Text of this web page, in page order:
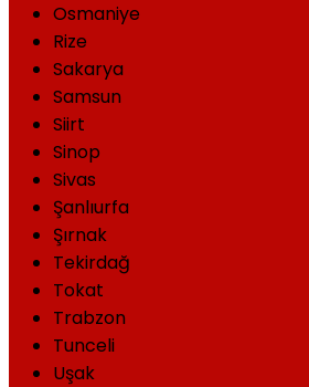
Osmaniye
Rize
Sakarya
Samsun
Siirt
Sinop
Sivas
Şanlıurfa
Şırnak
Tekirdağ
Tokat
Trabzon
Tunceli
Uşak